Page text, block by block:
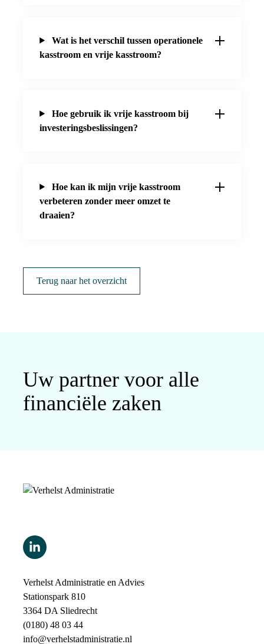
Wat is het verschil tussen operationele
kasstroom en vrije kasstroom?
Hoe gebruik ik vrije kasstroom bij
investeringsbeslissingen?
Hoe kan ik mijn vrije kasstroom
verbeteren zonder meer omzet te
draaien?
Terug naar het overzicht
Uw partner voor alle
financiële zaken
Verhelst Administratie en Advies
Stationspark 810
3364 DA Sliedrecht
(0180) 48 03 44
info@verhelstadministratie.nl